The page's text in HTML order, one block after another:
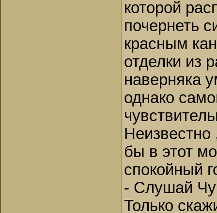
которой
почернеть
красным
отделки из
наверняка
однако
Неизвестно
бы в этот
спокойный
- Слушай
Только